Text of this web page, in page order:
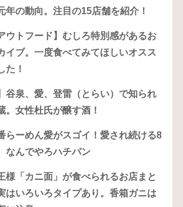
年の動向。注目の15店舗を紹介！
ウトフード】むしろ特別感があるお
イブ。一度食べてみてほしいオスス
た！
谷泉、愛、登雷（とらい）で知られ
。女性杜氏が醸す酒！
らーめん愛がスゴイ！愛され続ける8
なんでやろハチバン
様「カニ面」が食べられるお店まと
はいろいろタイプあり。香箱ガニは